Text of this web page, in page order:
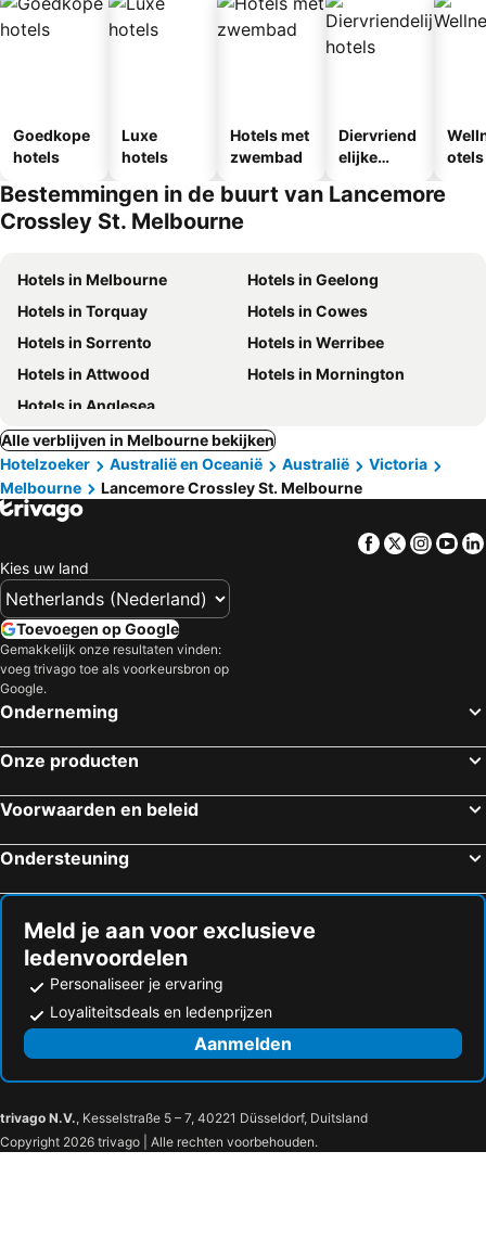
Goedkope
hotels
Luxe
hotels
Hotels met
zwembad
Diervriend
elijke
otels
Bestemmingen in de buurt van Lancemore
Crossley St. Melbourne
Hotels in Melbourne
Hotels in Geelong
Hotels in Torquay
Hotels in Cowes
Hotels in Sorrento
Hotels in Werribee
Hotels in Attwood
Hotels in Mornington
Hotels in Anglesea
Alle verblijven in Melbourne bekijken
Hotelzoeker
Australië en Oceanië Australië
Victoria
Melbourne
Lancemore Crossley St. Melbourne
Facebook
Twitter
Kies uw land
Toevoegen op Google
Gemakkelijk onze resultaten vinden:
voeg trivago toe als voorkeursbron op
Google.
Onderneming
Onze producten
Voorwaarden en beleid
Ondersteuning
Meld je aan voor exclusieve
ledenvoordelen
Personaliseer je ervaring
Loyaliteitsdeals en ledenprijzen
Aanmelden
trivago N.V., Kesselstraße 5 – 7, 40221 Düsseldorf, Duitsland
Copyright 2026 trivago | Alle rechten voorbehouden.